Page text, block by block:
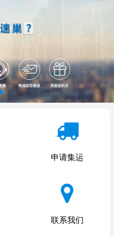
申请集运
联系我们